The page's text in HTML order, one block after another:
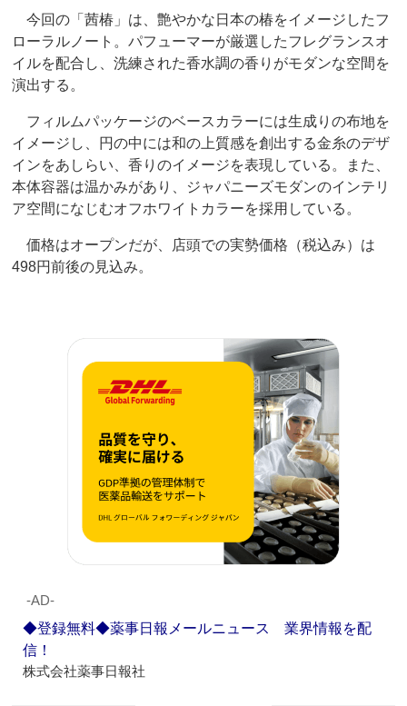
今回の「茜椿」は、艶やかな日本の椿をイメージしたフ
ローラルノート。パフューマーが厳選したフレグランスオ
イルを配合し、洗練された香水調の香りがモダンな空間を
演出する。
フィルムパッケージのベースカラーには生成りの布地を
イメージし、円の中には和の上質感を創出する金糸のデザ
インをあしらい、香りのイメージを表現している。また、
本体容器は温かみがあり、ジャパニーズモダンのインテリ
ア空間になじむオフホワイトカラーを採用している。
価格はオープンだが、店頭での実勢価格（税込み）は
498円前後の見込み。
‐AD‐
◆登録無料◆薬事日報メールニュース 業界情報を配
信！
株式会社薬事日報社